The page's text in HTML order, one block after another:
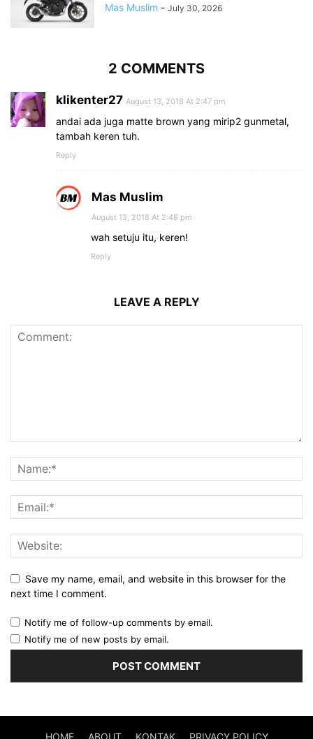
Mas Muslim - July 30, 2026
2 COMMENTS
klikenter27 August 13, 2018 At 2:47 pm
andai ada juga matte brown yang mirip2 gunmetal,
tambah keren tuh.
Reply
Mas Muslim
August 13, 2018 At 2:48 pm
wah setuju itu, keren!
Reply
LEAVE A REPLY
Save my name, email, and website in this browser for the
next time I comment.
Notify me of follow-up comments by email.
Notify me of new posts by email.
HOME ABOUT KONTAK PRIVACY POLICY